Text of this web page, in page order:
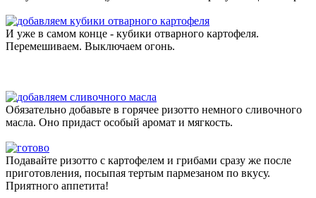
И уже в самом конце - кубики отварного картофеля.
Перемешиваем. Выключаем огонь.
Обязательно добавьте в горячее ризотто немного сливочного
масла. Оно придаст особый аромат и мягкость.
Подавайте ризотто с картофелем и грибами сразу же после
приготовления, посыпая тертым пармезаном по вкусу.
Приятного аппетита!